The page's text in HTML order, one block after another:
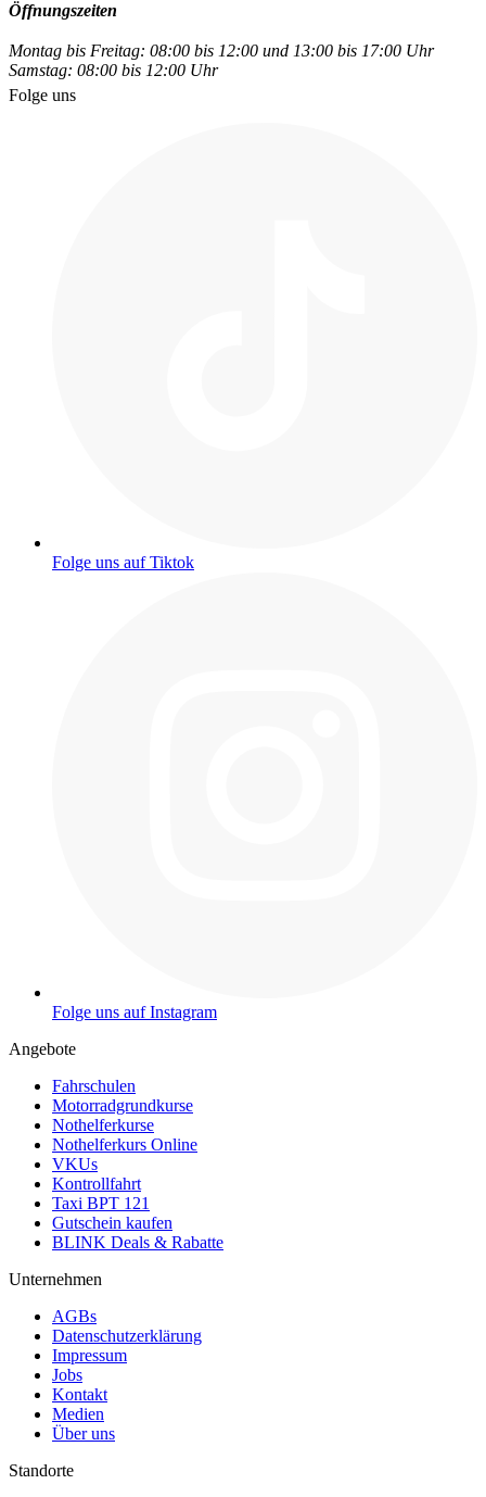
Öffnungszeiten
Montag bis Freitag: 08:00 bis 12:00 und 13:00 bis 17:00 Uhr
Samstag: 08:00 bis 12:00 Uhr
Folge uns
Folge uns auf Tiktok
Folge uns auf Instagram
Angebote
Fahrschulen
Motorradgrundkurse
Nothelferkurse
Nothelferkurs Online
VKUs
Kontrollfahrt
Taxi BPT 121
Gutschein kaufen
BLINK Deals & Rabatte
Unternehmen
AGBs
Datenschutzerklärung
Impressum
Jobs
Kontakt
Medien
Über uns
Standorte